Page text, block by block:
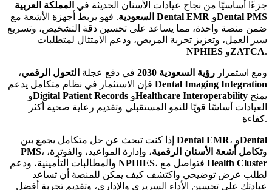
جزءًا أساسيًا من نجاح عيادات الأسنان الحديثة في المملكة العربية
السعودية Dental EMR وDental PMS
ضمن منصة واحدة، مما يساعد على تحسين دقة التشخيص، وتسريع
سير العمل، وتعزيز تجربة المريض، ودعم الامتثال لمتطلبات
NPHIES وZATCA.
ومع استمرار رؤية السعودية 2030 في دفع عجلة التحول الرقمي،
Dental Imaging Integration
وDigital Patient Records وHealthcare Interoperability
العيادات أساسًا قويًا للنمو المستقبلي وتقديم رعاية صحية أكثر
كفاءة.
Dental EMR ، وDental
PMS
، وتكامل أشعة الأسنان الرقمية، وإدارة المواعيد، والفوترة،
NPHIES
Health Cluster
لطلب عرض توضيحي واكتشف كيف يمكن للمنصة أن تساعد
عيادتك على تحسين الأداء السريري والإداري، وتقديم تجربة أفضل